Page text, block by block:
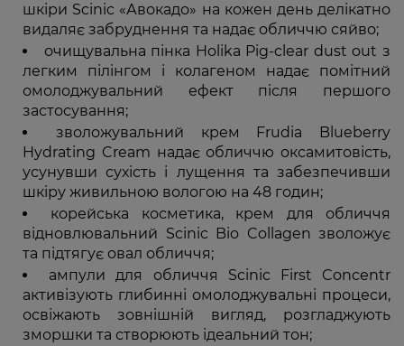
шкіри Scinic «Авокадо» на кожен день делікатно
видаляє забруднення та надає обличчю сяйво;
очищувальна пінка Holika Pig-clear dust out з
легким пілінгом і колагеном надає помітний
омолоджувальний ефект після першого
застосування;
зволожувальний крем Frudia Blueberry
Hydrating Cream надає обличчю оксамитовість,
усунувши сухість і лущення та забезпечивши
шкіру живильною вологою на 48 годин;
корейська косметика, крем для обличчя
відновлювальний Scinic Bio Collagen зволожує
та підтягує овал обличчя;
ампули для обличчя Scinic First Concentr
активізують глибинні омолоджувальні процеси,
освіжають зовнішній вигляд, розгладжують
зморшки та створюють ідеальний тон;